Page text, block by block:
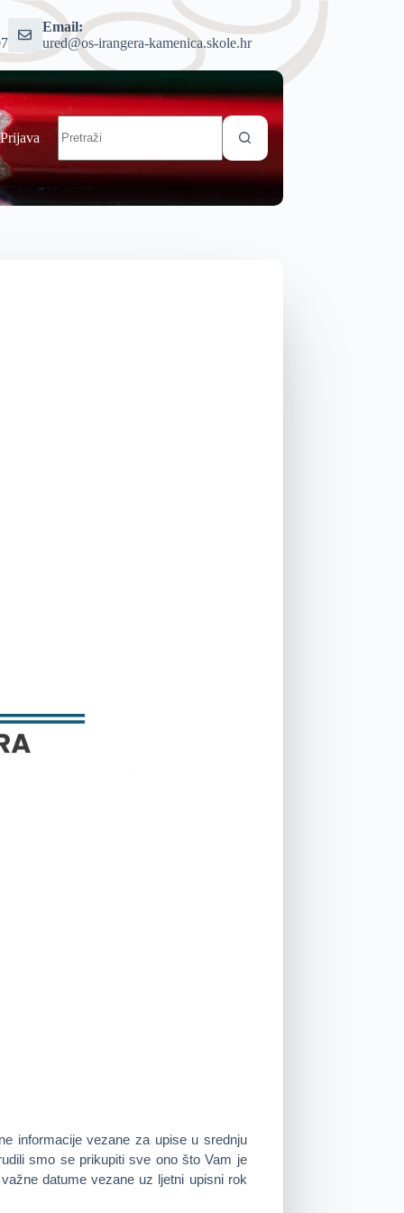
Email:
ured@os-irangera-kamenica.skole.hr
Prijava
informacije vezane za upise u srednju
smo se prikupiti sve ono što Vam je
datume vezane uz ljetni upisni rok